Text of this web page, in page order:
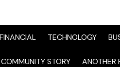
FINANCIAL TECHNOLOGY
COMMUNITY STORY ANOTHER